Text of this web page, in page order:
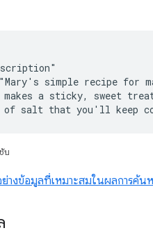
simple recipe for
makes a sticky, sweet
of salt that you'll keep
บ
างข้อมูลที่เหมาะสมในผลการค้น